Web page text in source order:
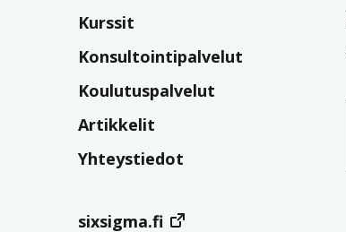
Kurssit
Konsultointipalvelut
Koulutuspalvelut
Artikkelit
Yhteystiedot
sixsigma.fi